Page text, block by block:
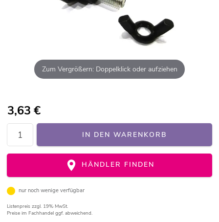
Zum Vergrößern: Doppelklick oder aufziehen
3,63 €
IN DEN WARENKORB
HÄNDLER FINDEN
nur noch wenige verfügbar
Listenpreis zzgl. 19% MwSt.
Preise im Fachhandel ggf. abweichend.